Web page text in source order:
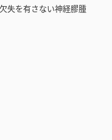
失を有さない神経膠腫